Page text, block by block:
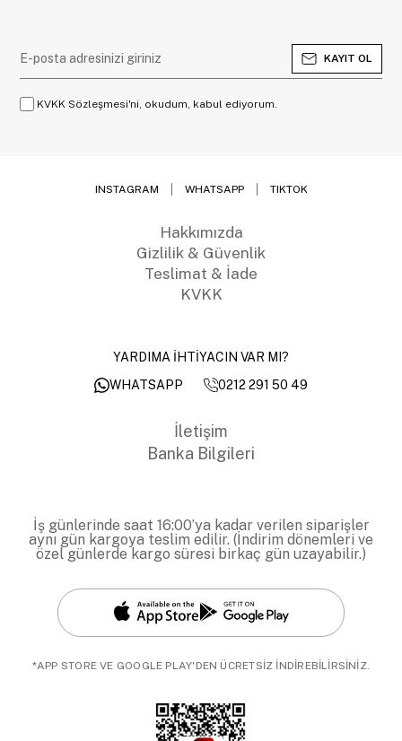
KAYIT OL
KVKK Sözleşmesi'ni, okudum, kabul ediyorum.
INSTAGRAM WHATSAPP TIKTOK
Hakkımızda
Gizlilik & Güvenlik
Teslimat & İade
KVKK
YARDIMA İHTİYACIN VAR MI?
WHATSAPP
0212 291 50 49
İletişim
Banka Bilgileri
İş günlerinde saat 16:00’ya kadar verilen siparişler
aynı gün kargoya teslim edilir. (İndirim dönemleri ve
özel günlerde kargo süresi birkaç gün uzayabilir.)
*APP STORE VE GOOGLE PLAY'DEN ÜCRETSİZ İNDİREBİLİRSİNİZ.